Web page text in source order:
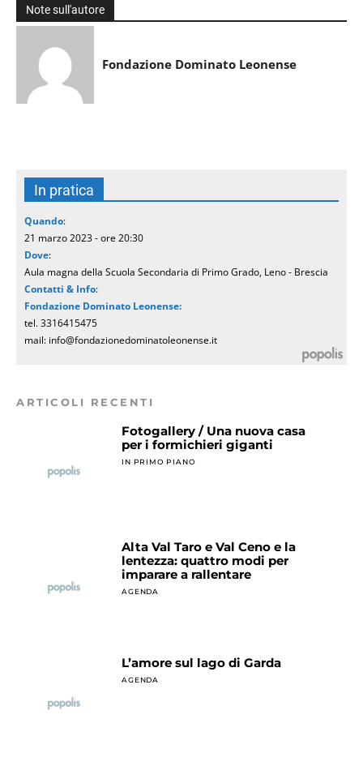
Note sull'autore
Fondazione Dominato Leonense
In pratica
Quando:
21 marzo 2023 - ore 20:30
Dove:
Aula magna della Scuola Secondaria di Primo Grado, Leno - Brescia
Contatti & Info:
Fondazione Dominato Leonense:
tel. 3316415475
mail: info@fondazionedominatoleonense.it
ARTICOLI RECENTI
Fotogallery / Una nuova casa
per i formichieri giganti
IN PRIMO PIANO
Alta Val Taro e Val Ceno e la
lentezza: quattro modi per
imparare a rallentare
AGENDA
L’amore sul lago di Garda
AGENDA